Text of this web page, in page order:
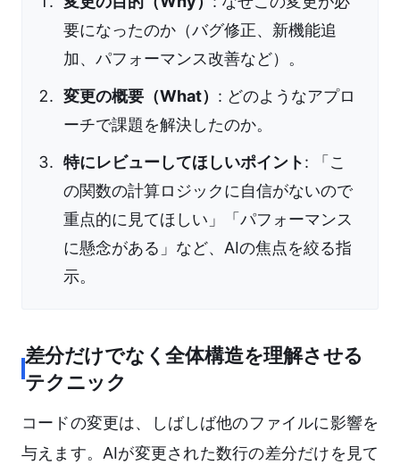
要になったのか（バグ修正、新機能追
加、パフォーマンス改善など）。
変更の概要（What） : どのようなアプロ
ーチで課題を解決したのか。
特にレビューしてほしいポイント: 「こ
の関数の計算ロジックに自信がないので
重点的に見てほしい」「パフォーマンス
に懸念がある」など、AIの焦点を絞る指
示。
差分だけでなく全体構造を理解させる
テクニック
コードの変更は、しばしば他のファイルに影響を
与えます。AIが変更された数行の差分だけを見て